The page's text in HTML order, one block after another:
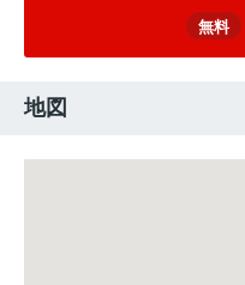
無料
地図